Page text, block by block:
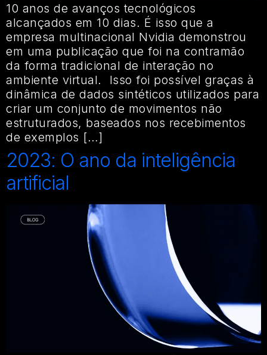
10 anos de avanços tecnológicos
alcançados em 10 dias. É isso que a
empresa multinacional Nvidia demonstrou
em uma publicação que foi na contramão
da forma tradicional de interação no
ambiente virtual. Isso foi possível graças à
dinâmica de dados sintéticos utilizados para
criar um conjunto de movimentos não
estruturados, baseados nos recebimentos
de exemplos […]
2023: O ano da inteligência
artificial